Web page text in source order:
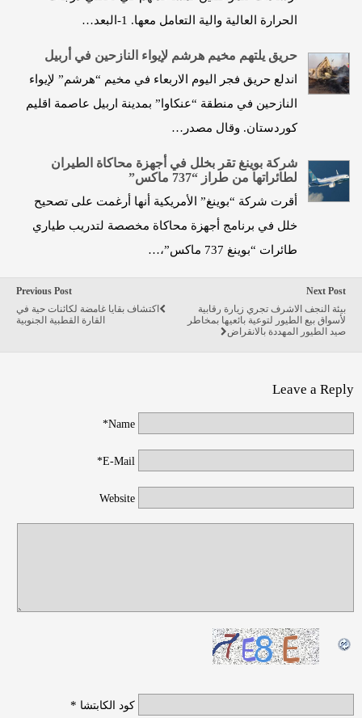
الحرارة العالية والية التعامل معها. 1-البعد…
حريق يلتهم مخيم هرشم لإيواء النازحين في أربيل
اندلع حريق فجر اليوم الاربعاء في مخيم “هرشم” لإيواء
النازحين في منطقة “عنكاوا” بمدينة اربيل عاصمة اقليم
كوردستان. وقال مصدر…
شركة بوينغ تقر بخلل في أجهزة محاكاة الطيران
لطائراتها من طراز “737 ماكس”
أقرت شركة “بوينغ” الأمريكية أنها أرغمت على تصحيح
خلل في برنامج أجهزة محاكاة مخصصة لتدريب طياري
طائرات “بوينغ 737 ماكس”،…
Previous Post
اكتشاف بقايا غامضة لكائنات حية في
القارة القطبية الجنوبية
Next Post
بيئة النجف الاشرف تجري زيارة رقابية
لأسواق بيع الطيور لتوعية بائعيها بمخاطر
صيد الطيور المهددة بالانقراض
Leave a Reply
Name*
E-Mail*
Website
كود الكابتشا *